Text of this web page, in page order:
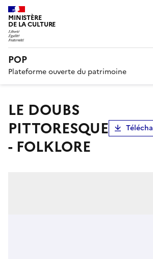
MINISTÈRE
DE LA CULTURE
POP
Plateforme ouverte du patrimoine
LE DOUBS
PITTORESQUE
- FOLKLORE